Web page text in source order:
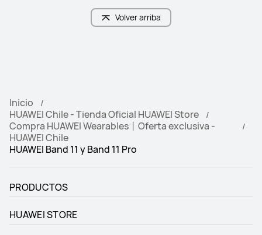
Volver arriba
Inicio
HUAWEI Chile - Tienda Oficial HUAWEI Store
Compra HUAWEI Wearables丨Oferta exclusiva -
HUAWEI Chile
HUAWEI Band 11 y Band 11 Pro
PRODUCTOS
HUAWEI STORE